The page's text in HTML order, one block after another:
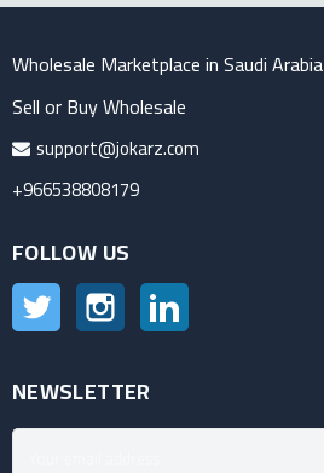
Wholesale Marketplace in Saudi Arabia
Sell or Buy Wholesale
support@jokarz.com
+966538808179
FOLLOW US
Twitter Instagram
NEWSLETTER